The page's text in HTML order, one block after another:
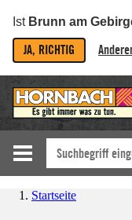
Ist Brunn am
JA, RICHTIG
Startseite